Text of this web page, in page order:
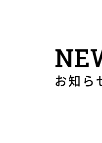
お知ら